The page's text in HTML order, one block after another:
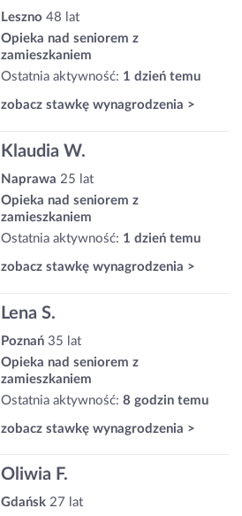
Leszno 48 lat
Opieka nad seniorem z
zamieszkaniem
Ostatnia aktywność: 1 dzień temu
zobacz stawkę wynagrodzenia >
Klaudia W.
Naprawa 25 lat
Opieka nad seniorem z
zamieszkaniem
Ostatnia aktywność: 1 dzień temu
zobacz stawkę wynagrodzenia >
Lena S.
Poznań 35 lat
Opieka nad seniorem z
zamieszkaniem
Ostatnia aktywność: 8 godzin temu
zobacz stawkę wynagrodzenia >
Oliwia F.
Gdańsk 27 lat